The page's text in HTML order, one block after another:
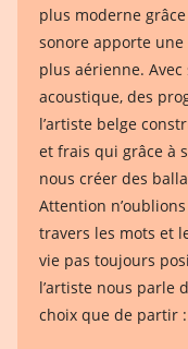
plus moderne
sonore apporte
plus aérienne.
acoustique, des
l’artiste belge
et frais qui grâce à
nous créer des
Attention
travers les mots et
vie pas toujours
l’artiste nous parle
choix que de partir :